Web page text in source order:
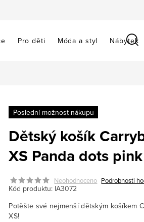
Pro děti Móda a styl Nábytek
Poslední možnost nákupu
Dětský košík
XS Panda dots pink
Neohodnoceno Podrobnosti
Kód produktu: IA3072
Potěšte své nejmenší dětským košíkem
XS!